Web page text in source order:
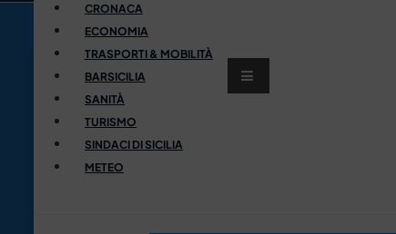
CRONACA
ECONOMIA
TRASPORTI & MOBILITÀ
BARSICILIA
SANITÀ
TURISMO
SINDACI DI SICILIA
METEO